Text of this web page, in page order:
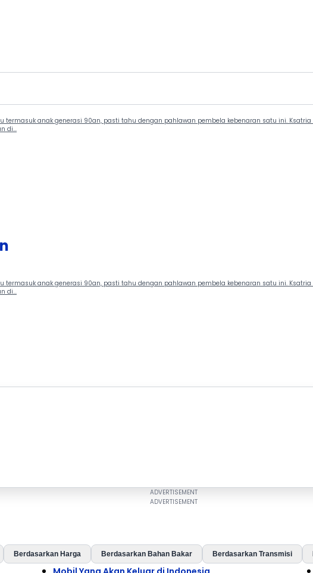
termasuk anak generasi 90an, pasti tahu dengan pahlawan pembela kebenaran satu ini. Ksatria
di...
termasuk anak generasi 90an, pasti tahu dengan pahlawan pembela kebenaran satu ini. Ksatria
di...
Berdasarkan Harga Berdasarkan Bahan Bakar Berdasarkan Transmisi